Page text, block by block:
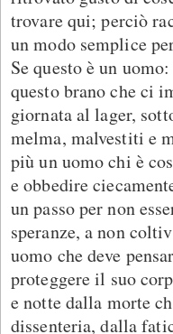
trovare qui; perciò
un modo semplice
Se questo è un
questo brano che ci
giornata al lager,
melma, malvestiti e
più un uomo chi è
e obbedire
un passo per non
speranze, a non
uomo che deve
proteggere il suo
e notte dalla morte
dissenteria, dalla